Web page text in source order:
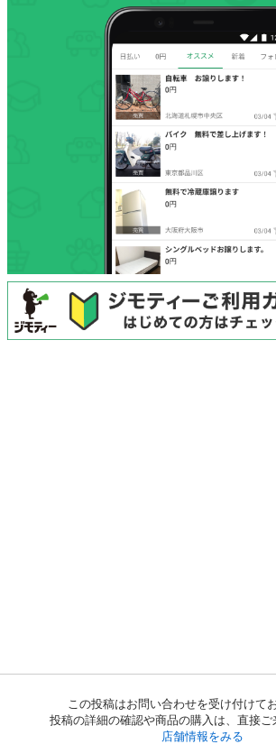
この投稿はお問い合わせを受け付けて
投稿の詳細の確認や商品の購入は、直接ご
店舗情報をみる